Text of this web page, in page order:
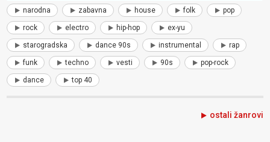
narodna zabavna house folk pop
rock electro hip-hop ex-yu
starogradska dance 90s instrumental rap
funk techno vesti 90s pop-rock
dance top 40
ostali žanrovi